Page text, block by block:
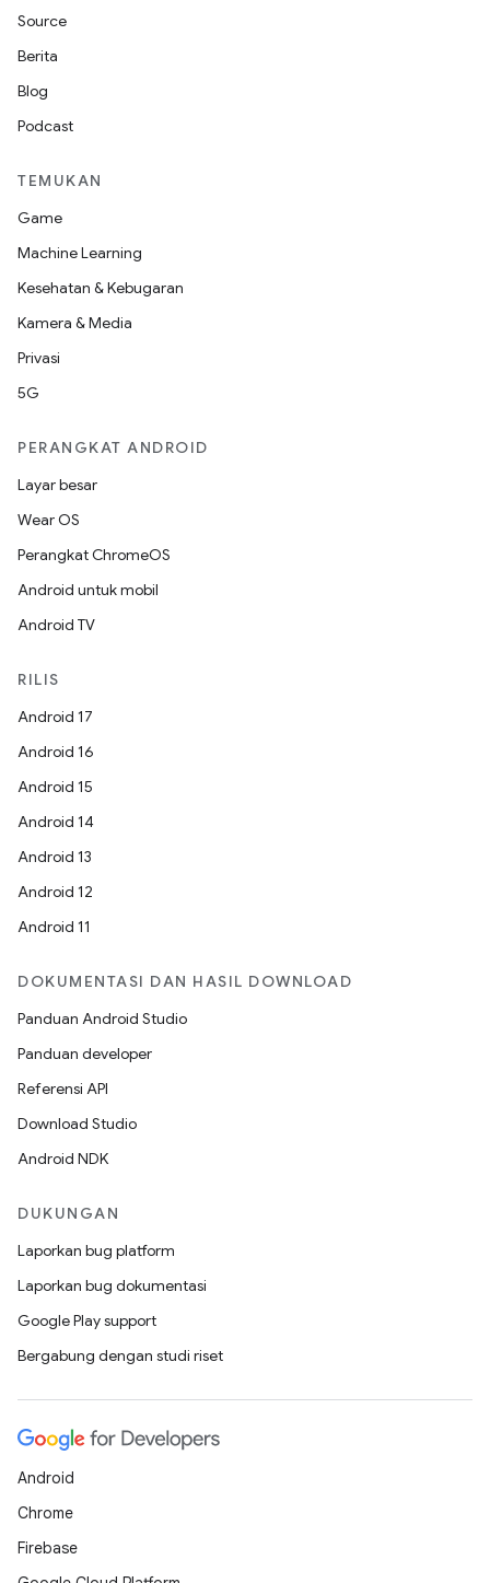
Source
Berita
Blog
Podcast
TEMUKAN
Game
Machine Learning
Kesehatan & Kebugaran
Kamera & Media
Privasi
5G
PERANGKAT ANDROID
Layar besar
Wear OS
Perangkat ChromeOS
Android untuk mobil
Android TV
RILIS
Android 17
Android 16
Android 15
Android 14
Android 13
Android 12
Android 11
DOKUMENTASI DAN HASIL DOWNLOAD
Panduan Android Studio
Panduan developer
Referensi API
Download Studio
Android NDK
DUKUNGAN
Laporkan bug platform
Laporkan bug dokumentasi
Google Play support
Bergabung dengan studi riset
Android
Chrome
Firebase